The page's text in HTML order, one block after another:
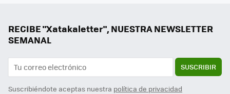
RECIBE "Xatakaletter", NUESTRA NEWSLETTER
SEMANAL
SUSCRIBIR
Suscribiéndote aceptas nuestra política de privacidad